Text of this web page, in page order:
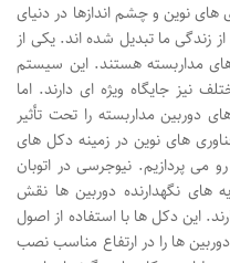
های نوین و چشم اندازها در دنیای
زندگی ما تبدیل شده اند. یکی از
مداربسته هستند. این سیستم
نیز جایگاه ویژه ای دارند. اما
دوربین مداربسته را تحت تأثیر
های نوین در زمینه دکل های
می پردازیم. نیوجرسی در اتوبان
های نگهدارنده دوربین ها نقش
این دکل ها با استفاده از اصول
ها را در ارتفاع مناسب نصب